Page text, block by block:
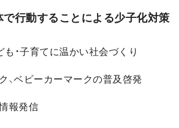
行動することによる少子化対策
も・子育てに温かい社会づくり
、ベビーカーマークの普及啓発
報発信